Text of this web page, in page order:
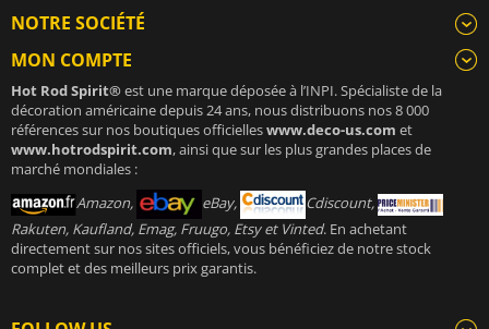
NOTRE SOCIÉTÉ
MON COMPTE
Hot Rod Spirit®est une marque déposée à l’INPI. Spécialiste de la
décoration américaine depuis 24 ans, nous distribuons nos 8 000
références sur nos boutiques officielleswww.deco-us.com et
www.hotrodspirit.com, ainsi que sur les plus grandes places de
marché mondiales :
Amazon,
eBay,
Cdiscount,
Rakuten, Kaufland, Emag, Fruugo, Etsy et Vinted. En achetant
directement sur nos sites officiels, vous bénéficiez de notre stock
complet et des meilleurs prix garantis.